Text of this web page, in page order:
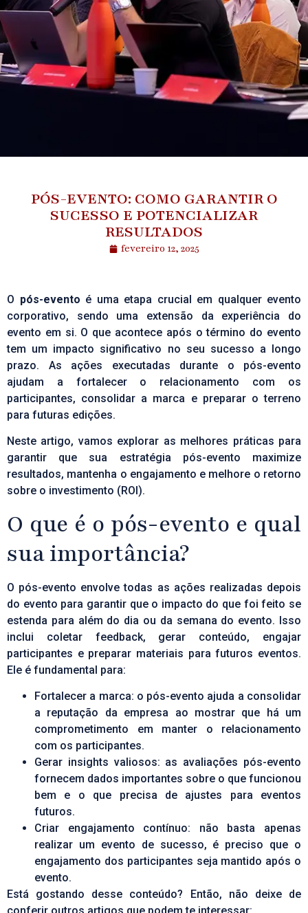
PÓS-EVENTO: COMO GARANTIR O
SUCESSO E POTENCIALIZAR
RESULTADOS
fevereiro 12, 2025
O pós-evento é uma etapa crucial em qualquer evento
corporativo, sendo uma extensão da experiência do
evento em si. O que acontece após o término do evento
tem um impacto significativo no seu sucesso a longo
prazo. As ações executadas durante o pós-evento
ajudam a fortalecer o relacionamento com os
participantes, consolidar a marca e preparar o terreno
para futuras edições.
Neste artigo, vamos explorar as melhores práticas para
garantir que sua estratégia pós-evento maximize
resultados, mantenha o engajamento e melhore o retorno
sobre o investimento (ROI).
O que é o pós-evento e qual
sua importância?
O pós-evento envolve todas as ações realizadas depois
do evento para garantir que o impacto do que foi feito se
estenda para além do dia ou da semana do evento. Isso
inclui coletar feedback, gerar conteúdo, engajar
participantes e preparar materiais para futuros eventos.
Ele é fundamental para:
Fortalecer a marca: o pós-evento ajuda a consolidar
a reputação da empresa ao mostrar que há um
comprometimento em manter o relacionamento
com os participantes.
Gerar insights valiosos: as avaliações pós-evento
fornecem dados importantes sobre o que funcionou
bem e o que precisa de ajustes para eventos
futuros.
Criar engajamento contínuo: não basta apenas
realizar um evento de sucesso, é preciso que o
engajamento dos participantes seja mantido após o
evento.
Está gostando desse conteúdo? Então, não deixe de